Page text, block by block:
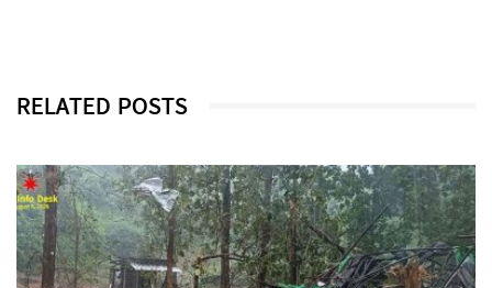
RELATED POSTS